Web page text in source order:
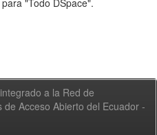
"Todo DSpace".
a la Red de
de Acceso Abierto del Ecuador -